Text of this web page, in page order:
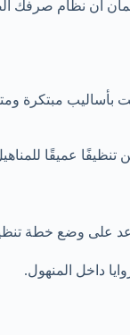
أن نظام صرفك
مبتكرة
عميقًا
على وضع خطة
داخل المنهول.